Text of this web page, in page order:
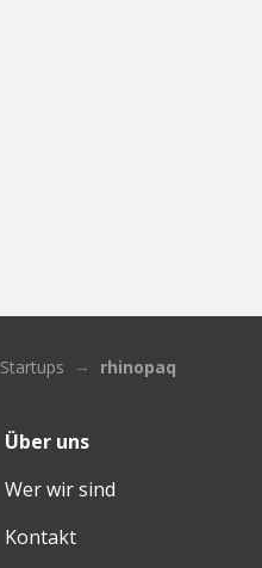
Startups rhinopaq
Über uns
Wer wir sind
Kontakt